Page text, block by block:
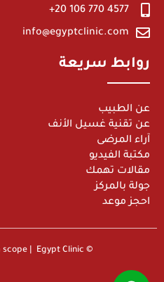
4577 770 106 20+
info@egyptclinic.com
روابط سريعة
عن الطبيب
عن تقنية غسيل الأنف
آراء المرضى
مكتبة الفيديو
مقالات تهمك
جولة بالمركز
احجز موعد
© powered by Medica scope | Egypt Clinic